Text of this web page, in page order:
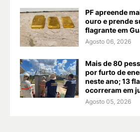
PF apreende
ouro e prende
flagrante em
Agosto 06, 2026
Mais de 80
por furto de
neste ano; 13
ocorreram em
Agosto 05, 2026